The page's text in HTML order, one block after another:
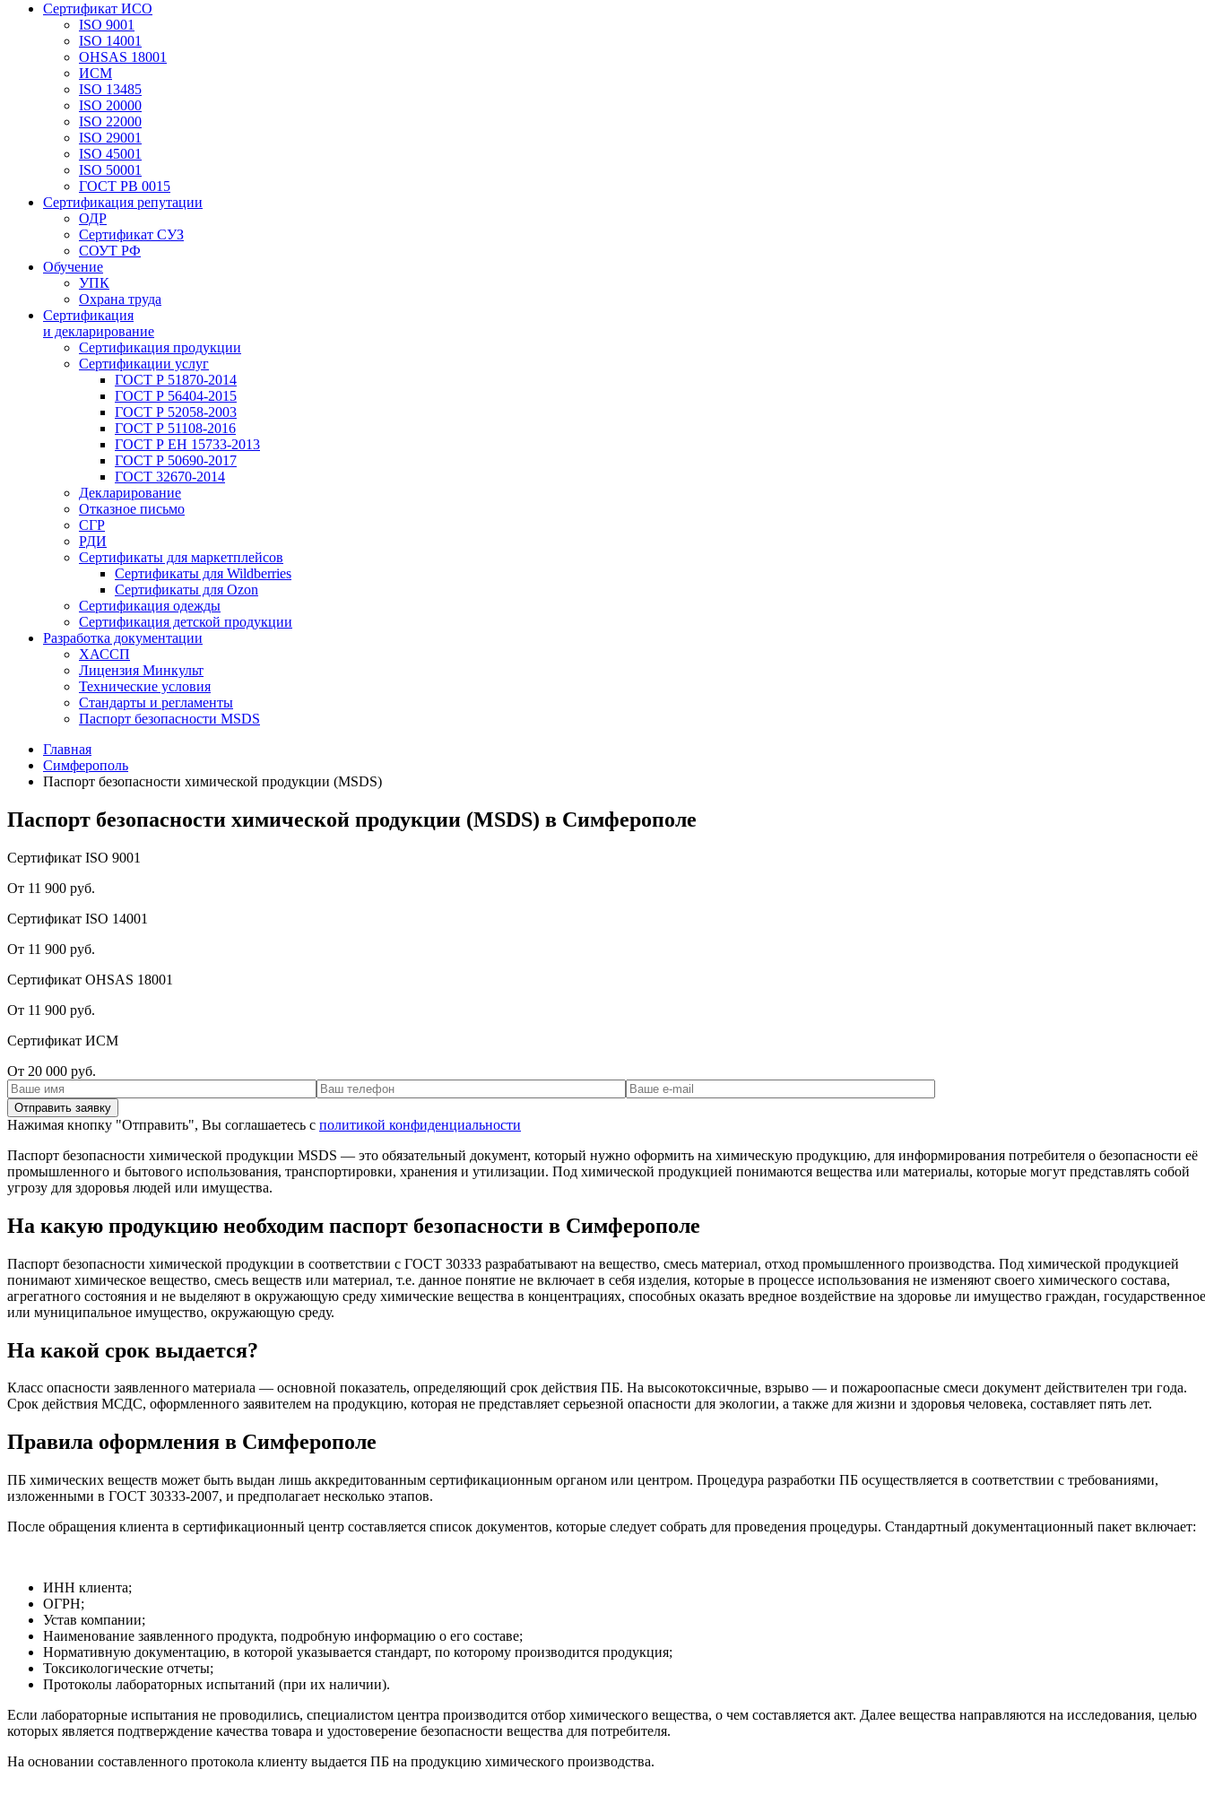
Сертификат ИСО
ISO 9001
ISO 14001
OHSAS 18001
ИСМ
ISO 13485
ISO 20000
ISO 22000
ISO 29001
ISO 45001
ISO 50001
ГОСТ РВ 0015
Сертификация репутации
ОДР
Сертификат СУЗ
СОУТ РФ
Обучение
УПК
Охрана труда
Сертификация
и декларирование
Сертификация продукции
Сертификации услуг
ГОСТ Р 51870-2014
ГОСТ Р 56404-2015
ГОСТ Р 52058-2003
ГОСТ Р 51108-2016
ГОСТ Р ЕН 15733-2013
ГОСТ Р 50690-2017
ГОСТ 32670-2014
Декларирование
Отказное письмо
СГР
РДИ
Сертификаты для маркетплейсов
Сертификаты для Wildberries
Сертификаты для Ozon
Сертификация одежды
Сертификация детской продукции
Разработка документации
ХАССП
Лицензия Минкульт
Технические условия
Стандарты и регламенты
Паспорт безопасности MSDS
Главная
Симферополь
Паспорт безопасности химической продукции (MSDS)
Паспорт безопасности химической продукции (MSDS) в Симферополе
Сертификат ISO 9001
От 11 900 руб.
Сертификат ISO 14001
От 11 900 руб.
Сертификат OHSAS 18001
От 11 900 руб.
Сертификат ИСМ
От 20 000 руб.
Нажимая кнопку "Отправить", Вы соглашаетесь с политикой конфиденциальности
Паспорт безопасности химической продукции MSDS — это обязательный документ, который нужно оформить на химическую продукцию, для информирования потребителя о безопасности её
промышленного и бытового использования, транспортировки, хранения и утилизации. Под химической продукцией понимаются вещества или материалы, которые могут представлять собой
угрозу для здоровья людей или имущества.
На какую продукцию необходим паспорт безопасности в Симферополе
Паспорт безопасности химической продукции в соответствии с ГОСТ 30333 разрабатывают на вещество, смесь материал, отход промышленного производства. Под химической продукцией
понимают химическое вещество, смесь веществ или материал, т.е. данное понятие не включает в себя изделия, которые в процессе использования не изменяют своего химического состава,
агрегатного состояния и не выделяют в окружающую среду химические вещества в концентрациях, способных оказать вредное воздействие на здоровье ли имущество граждан, государственное
или муниципальное имущество, окружающую среду.
На какой срок выдается?
Класс опасности заявленного материала — основной показатель, определяющий срок действия ПБ. На высокотоксичные, взрыво — и пожароопасные смеси документ действителен три года.
Срок действия МСДС, оформленного заявителем на продукцию, которая не представляет серьезной опасности для экологии, а также для жизни и здоровья человека, составляет пять лет.
Правила оформления в Симферополе
ПБ химических веществ может быть выдан лишь аккредитованным сертификационным органом или центром. Процедура разработки ПБ осуществляется в соответствии с требованиями,
изложенными в ГОСТ 30333-2007, и предполагает несколько этапов.
После обращения клиента в сертификационный центр составляется список документов, которые следует собрать для проведения процедуры. Стандартный документационный пакет включает:
ИНН клиента;
ОГРН;
Устав компании;
Наименование заявленного продукта, подробную информацию о его составе;
Нормативную документацию, в которой указывается стандарт, по которому производится продукция;
Токсикологические отчеты;
Протоколы лабораторных испытаний (при их наличии).
Если лабораторные испытания не проводились, специалистом центра производится отбор химического вещества, о чем составляется акт. Далее вещества направляются на исследования, целью
которых является подтверждение качества товара и удостоверение безопасности вещества для потребителя.
На основании составленного протокола клиенту выдается ПБ на продукцию химического производства.